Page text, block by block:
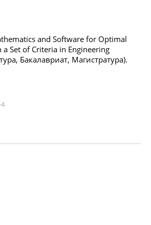
and Software for Optimal
Set of Criteria in Engineering
Бакалавриат, Магистратура).